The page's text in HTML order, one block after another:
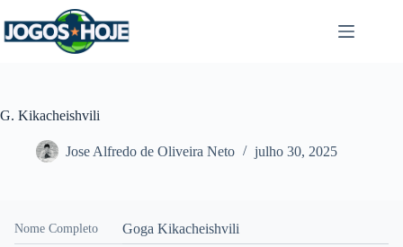
para
o
G. Kikacheishvili
Jose Alfredo de Oliveira Neto julho 30, 2025
Nome Completo Goga Kikacheishvili